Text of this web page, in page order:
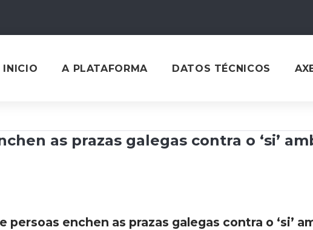
INICIO A PLATAFORMA DATOS TÉCNICOS
as prazas galegas contra o ‘si’
persoas enchen as prazas galegas contra o ‘si’